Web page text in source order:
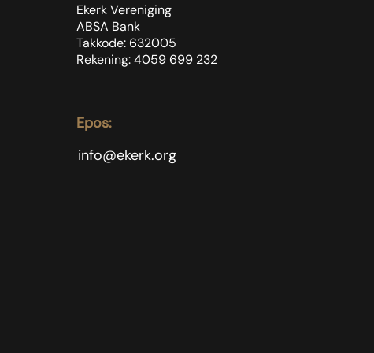
Ekerk Vereniging
ABSA Bank
Takkode: 632005
Rekening: 4059 699 232
Epos:
info@ekerk.org